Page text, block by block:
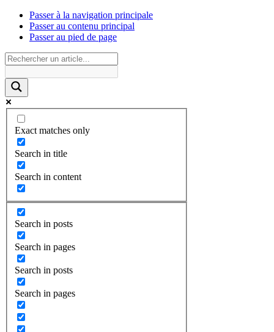
Passer à la navigation principale
Passer au contenu principal
Passer au pied de page
Exact matches only
Search in title
Search in content
Search in posts
Search in pages
Search in posts
Search in pages